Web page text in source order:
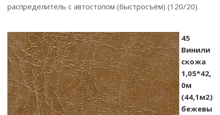
распределитель с автостопом (быстросъём) (120/20)
45
Винили
скожа
1,05*42,
0м
(44,1м2)
бежевы